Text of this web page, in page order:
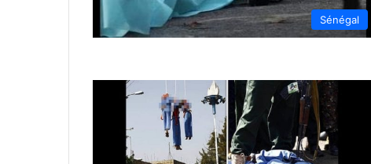
Sénégal